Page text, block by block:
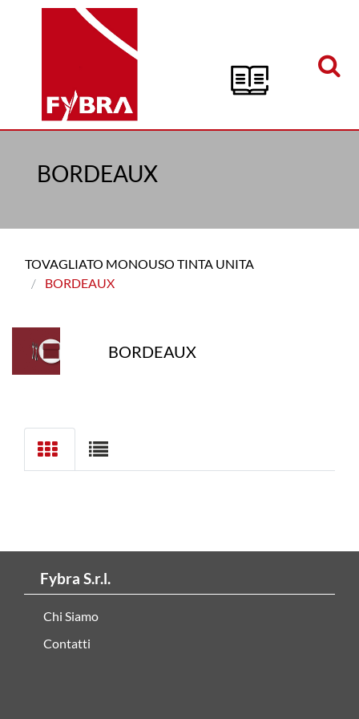
Open menu
BORDEAUX
TOVAGLIATO MONOUSO TINTA UNITA
BORDEAUX
BORDEAUX
Fybra S.r.l.
Chi Siamo
Contatti